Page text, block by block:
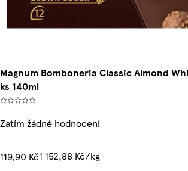
Magnum Bomboneria Classic Almond
ks 140ml
Zatím žádné hodnocení
119,90 Kč1 152,88 Kč/kg